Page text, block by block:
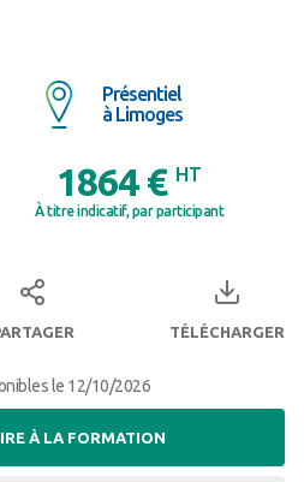
Présentiel
à Limoges
1864 € HT
À titre indicatif, par participant
TÉLÉCHARGER
le 12/10/2026
À LA FORMATION